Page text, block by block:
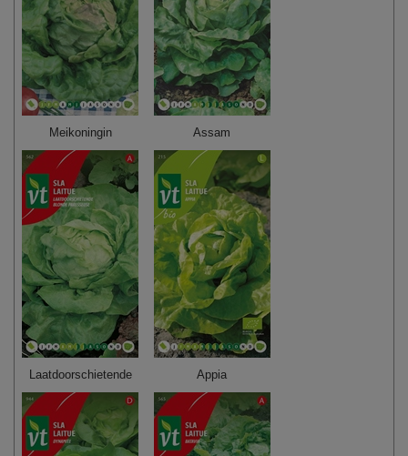
Meikoningin Assam
Laatdoorschietende Appia